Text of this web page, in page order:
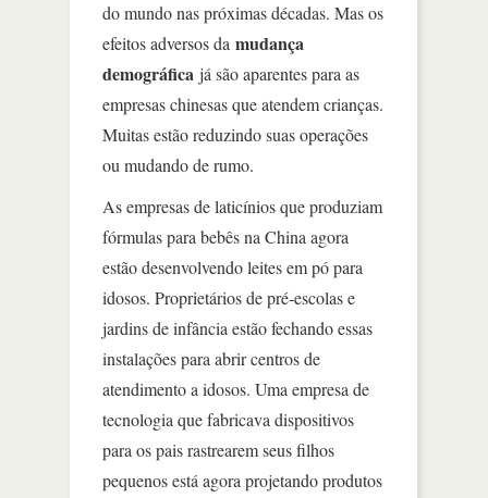
do mundo nas próximas décadas. Mas os
efeitos adversos da mudança
demográfica já são aparentes para as
empresas chinesas que atendem crianças.
Muitas estão reduzindo suas operações
ou mudando de rumo.
As empresas de laticínios que produziam
fórmulas para bebês na China agora
estão desenvolvendo leites em pó para
idosos. Proprietários de pré-escolas e
jardins de infância estão fechando essas
instalações para abrir centros de
atendimento a idosos. Uma empresa de
tecnologia que fabricava dispositivos
para os pais rastrearem seus filhos
pequenos está agora projetando produtos